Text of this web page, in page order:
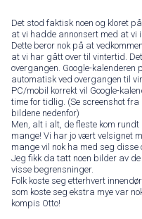
Det stod faktisk noen og kloret
at vi hadde annonsert med at vi
Dette beror nok på at
at vi har gått over til vintertid.
overgangen. Google-
automatisk ved overgangen til
PC/mobil korrekt vil Google-
time for tidlig. (Se screenshot
bildene nedenfor)
Men, alt i alt, de fleste kom
mange! Vi har jo vært velsignet
mange vil nok ha med seg
Jeg fikk da tatt noen bilder av
visse begrensninger.
Folk koste seg etterhvert
som koste seg ekstra mye var
kompis Otto!